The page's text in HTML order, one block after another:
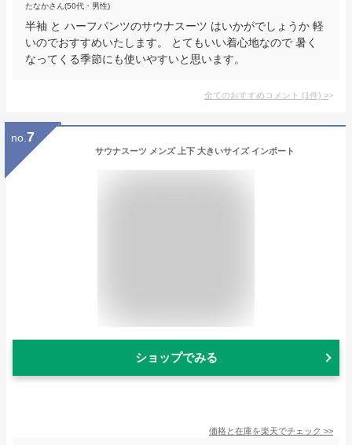
たなかさん(50代・男性)
半袖 と ハーフパンツのサウナスーツ はいかがでしょうか 軽
いのでおすすめいたします。 とてもいい着心地なので 暑く
なってくる季節にも使いやすいと思います。
全てのおすすめコメント (1件) >
no. 7
サウナスーツ メンズ 上下 大きいサイズ インポート
ショップでみる
価格と在庫を楽天でチェック >>